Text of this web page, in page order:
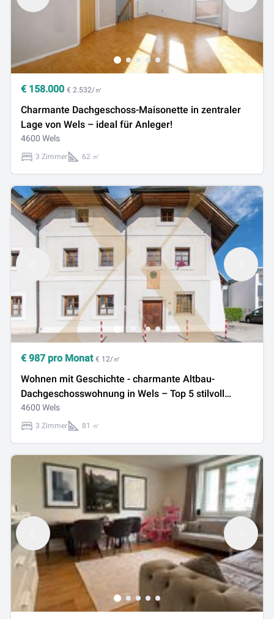
€ 158.000 € 2.532/㎡
Charmante Dachgeschoss-Maisonette in zentraler
Lage von Wels – ideal für Anleger!
4600 Wels
3 Zimmer 62 ㎡
€ 987 pro Monat € 12/㎡
Wohnen mit Geschichte - charmante Altbau-
Dachgeschosswohnung in Wels – Top 5 stilvoll
wohnen auf ca. 81 m²
4600 Wels
3 Zimmer 81 ㎡